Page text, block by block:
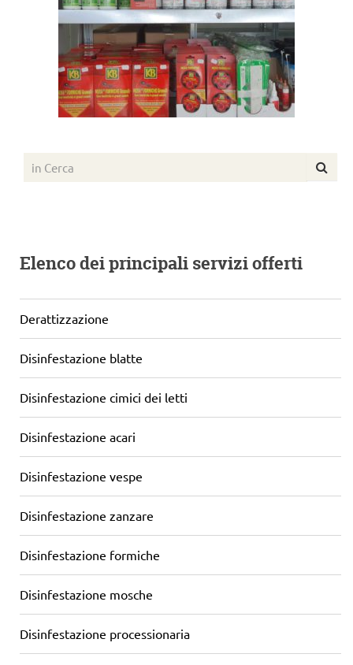
Elenco dei principali servizi offerti
Derattizzazione
Disinfestazione blatte
Disinfestazione cimici dei letti
Disinfestazione acari
Disinfestazione vespe
Disinfestazione zanzare
Disinfestazione formiche
Disinfestazione mosche
Disinfestazione processionaria